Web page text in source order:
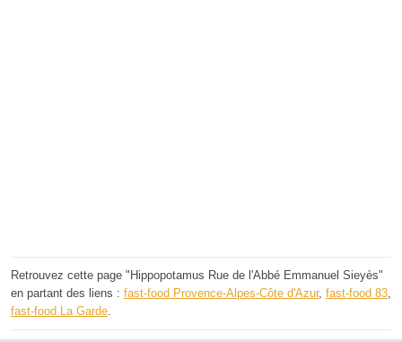
Retrouvez cette page "Hippopotamus Rue de l'Abbé Emmanuel Sieyès"
en partant des liens : fast-food Provence-Alpes-Côte d'Azur, fast-food 83,
fast-food La Garde.